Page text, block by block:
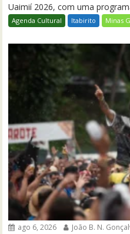
Uaimií 2026, com uma
Agenda Cultural Itabirito Minas
ago 6, 2026 João B. N.